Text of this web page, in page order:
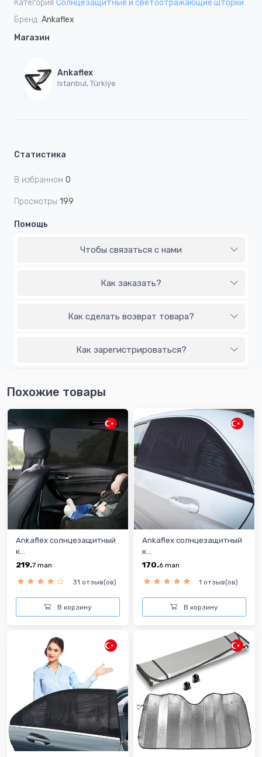
Категория Солнцезащитные и светоотражающие шторки
Бренд: Ankaflex
Магазин
Ankaflex
Istanbul, Türkiýe
Статистика
В избранном 0
Просмотры 199
Помощь
Чтобы связаться с нами
Как заказать?
Как сделать возврат товара?
Как зарегистрироваться?
Похожие товары
Ankaflex солнцезащитный
к...
219.7 man
31 отзыв(ов)
В корзину
Ankaflex солнцезащитный
к...
170.6 man
1 отзыв(ов)
В корзину